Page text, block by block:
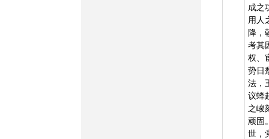
成之
用人
降，
考其
权、
势日
法，
议蜂
之峻
顽固
世，